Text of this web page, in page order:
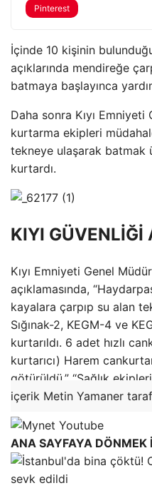
Pinterest
İçinde 10 kişinin
açıklarında mendireğe
batmaya başlayınca
Daha sonra Kıyı
kurtarma ekipleri
tekneye ulaşarak batmak
kurtardı.
KIYI
Kıyı Emniyeti Genel
açıklamasında,
kayalara çarpıp su alan
Sığınak-2, KEGM-4 ve
kurtarıldı. 6 adet hızlı
kurtarıcı) Harem
götürüldü.” “Sağlık
içerik Metin Yamaner
ANA SAYFAYA DÖNMEK